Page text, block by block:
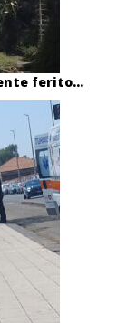
ferito...